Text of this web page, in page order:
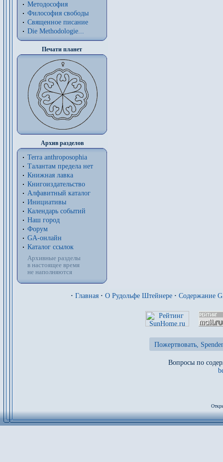
Методософия
Философия cвободы
Священное писание
Die Methodologie...
Печати планет
Архив разделов
Terra anthroposophia
Талантам предела нет
Книжная лавка
Книгоиздательство
Алфавитный каталог
Инициативы
Календарь событий
Наш город
Форум
GA-онлайн
Каталог ссылок
Архивные разделы
в настоящее время
не наполняются
· Главная · О Рудольфе Штейнере · Содержание
Пожертвовать,
Вопросы по